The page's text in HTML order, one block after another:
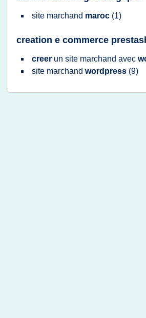
site marchand maroc (1)
creation e commerce
creer un site marchand avec
site marchand wordpress (9)